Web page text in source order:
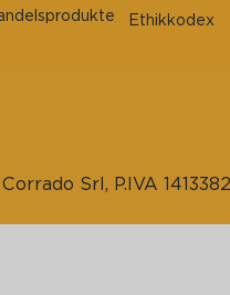
Ethikkodex
Srl, P.IVA